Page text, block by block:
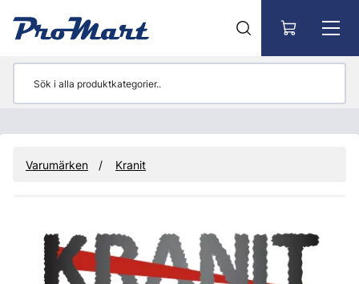
Varumärken Kranit